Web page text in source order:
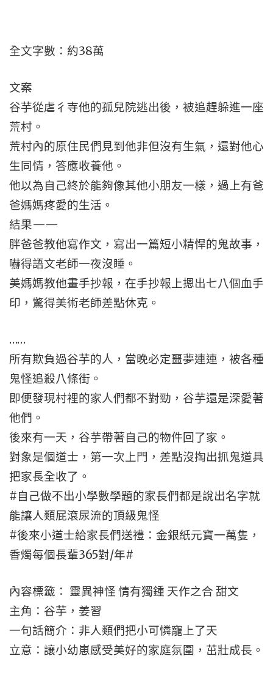
全文字數：約38萬
文案
谷芋從虐彳寺他的孤兒院逃出後，被追趕躲進一座
荒村。
荒村內的原住民們見到他非但沒有生氣，還對他心
生同情，答應收養他。
他以為自己終於能夠像其他小朋友一樣，過上有爸
爸媽媽疼愛的生活。
結果——
胖爸爸教他寫作文，寫出一篇短小精悍的鬼故事，
嚇得語文老師一夜沒睡。
美媽媽教他畫手抄報，在手抄報上摁出七八個血手
印，驚得美術老師差點休克。
……
所有欺負過谷芋的人，當晚必定噩夢連連，被各種
鬼怪追殺八條街。
即便發現村裡的家人們都不對勁，谷芋還是深愛著
他們。
後來有一天，谷芋帶著自己的物件回了家。
對象是個道士，第一次上門，差點沒掏出抓鬼道具
把家長全收了。
#自己做不出小學數學題的家長們都是說出名字就
能讓人類屁滾尿流的頂級鬼怪
#後來小道士給家長們送禮：金銀紙元寶一萬隻，
香燭每個長輩365對/年#
內容標籤： 靈異神怪 情有獨鍾 天作之合 甜文
主角：谷芋，姜習
一句話簡介：非人類們把小可憐寵上了天
立意：讓小幼崽感受美好的家庭氛圍，茁壯成長。